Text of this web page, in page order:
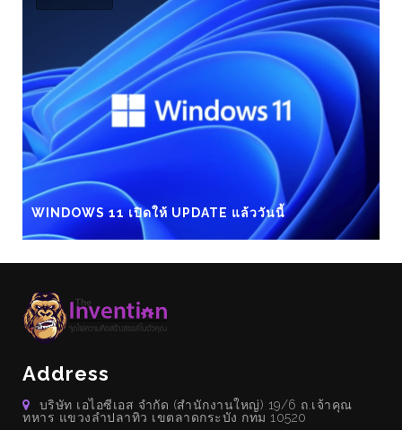
WINDOWS 11 เปิดให้ UPDATE แล้ววันนี้
Address
บริษัท เอไอซีเอส จำกัด (สำนักงานใหญ่) 19/6 ถ.เจ้าคุณ
ทหาร แขวงลำปลาทิว เขตลาดกระบัง กทม 10520